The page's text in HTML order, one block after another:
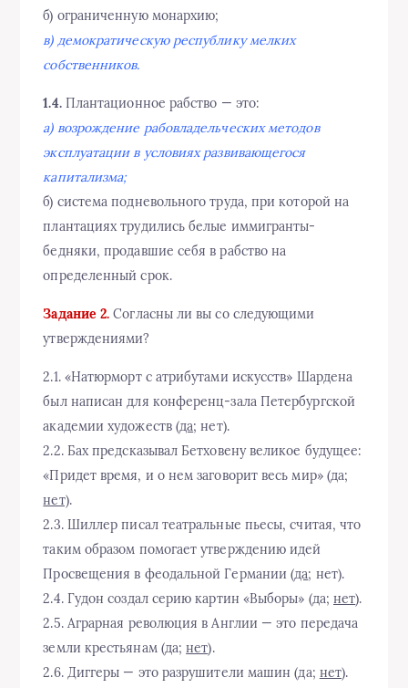
б) ограниченную монархию;
в) демократическую республику мелких
собственников.
1.4.Плантационное рабство — это:
а) возрождение рабовладельческих методов
эксплуатации в условиях развивающегося
капитализма;
б) система подневольного труда, при которой на
плантациях трудились белые иммигранты-
бедняки, продавшие себя в рабство на
определенный срок.
Задание 2. Согласны ли вы со следующими
утверждениями?
2.1. «Натюрморт с атрибутами искусств» Шардена
был написан для конференц-зала Петербургской
академии художеств (да; нет).
2.2. Бах предсказывал Бетховену великое будущее:
«Придет время, и о нем заговорит весь мир» (да;
нет).
2.3. Шиллер писал театральные пьесы, считая, что
таким образом помогает утверждению идей
Просвещения в феодальной Германии (да; нет).
2.4. Гудон создал серию картин «Выборы» (да;нет).
2.5. Аграрная революция в Англии — это передача
земли крестьянам (да;нет).
2.6. Диггеры — это разрушители машин (да; нет).